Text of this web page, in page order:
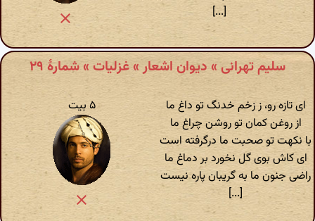
[...]
سلیم تهرانی » دیوان اشعار » غزلیات » شمارهٔ ۲۹
ای تازه رو، ز زخم خدنگ تو داغ ما
از روغن کمان تو روشن چراغ ما
با نکهت تو صحبت ما درگرفته است
ای کاش بوی گل نخورد بر دماغ ما
راضی جنون ما به گریبان پاره نیست
[...]
۵ بیت